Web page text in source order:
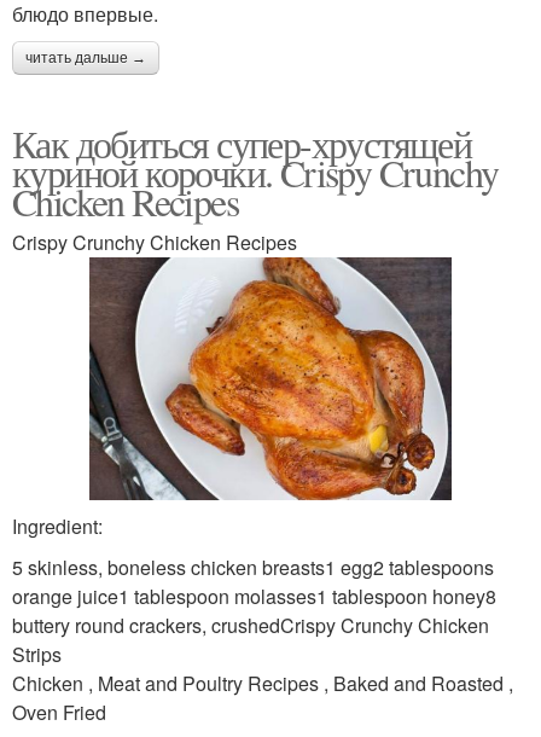
блюдо впервые.
читать дальше →
Как добиться супер-хрустящей
куриной корочки. Crispy Crunchy
Chicken Recipes
Crispy Crunchy Chicken Recipes
Ingredient:
5 skinless, boneless chicken breasts1 egg2 tablespoons
orange juice1 tablespoon molasses1 tablespoon honey8
buttery round crackers, crushedCrispy Crunchy Chicken
Strips
Chicken , Meat and Poultry Recipes , Baked and Roasted ,
Oven Fried